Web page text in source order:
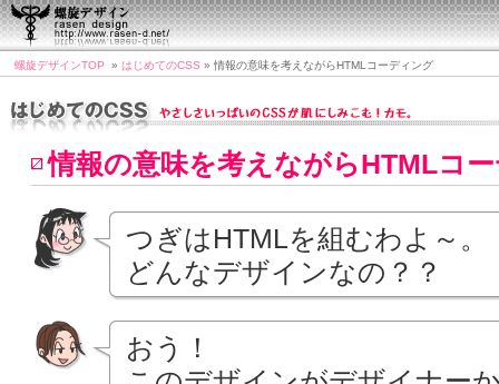
螺旋デザインTOP » はじめてのCSS » 情報の意味を考えながらHTMLコーディング
情報の意味を考えながらHTMLコ
つぎはHTMLを組むわよ～。
どんなデザインなの？？
おう！